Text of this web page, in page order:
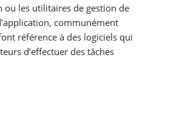
ou les utilitaires de gestion de
communément
référence à des logiciels qui
d’effectuer des tâches